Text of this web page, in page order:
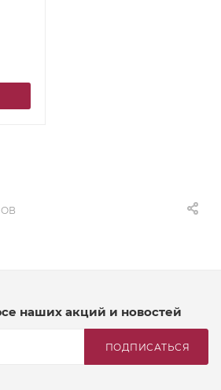
наших акций и новостей
ПОДПИСАТЬСЯ